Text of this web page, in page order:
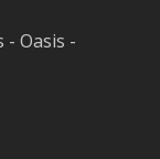
- Oasis -